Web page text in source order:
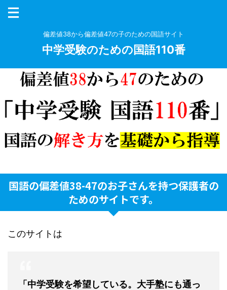
偏差値38から偏差値47の子のための国語サイト
中学受験のための国語110番
国語の偏差値38-47のお子さんを持つ保護者の
ためのサイトです。
このサイトは
「中学受験を希望している。大手塾にも通っ